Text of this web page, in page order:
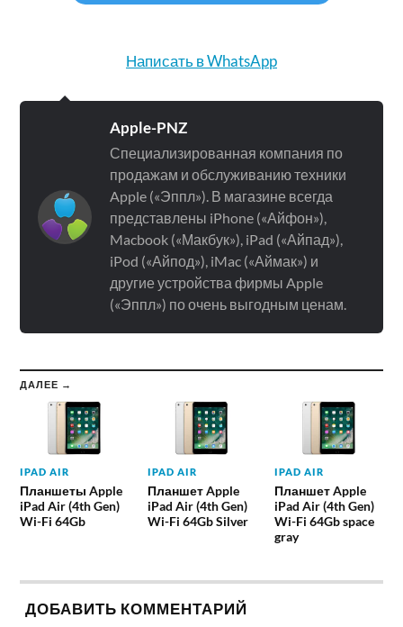
Написать в WhatsApp
Apple-PNZ
Специализированная компания по
продажам и обслуживанию техники
Apple («Эппл»). В магазине всегда
представлены iPhone («Айфон»),
Macbook («Макбук»), iPad («Айпад»),
iPod («Айпод»), iMac («Аймак») и
другие устройства фирмы Apple
(«Эппл») по очень выгодным ценам.
ДАЛЕЕ →
IPAD AIR
Планшеты Apple
iPad Air (4th Gen)
Wi-Fi 64Gb
IPAD AIR
Планшет Apple
iPad Air (4th Gen)
Wi-Fi 64Gb Silver
IPAD AIR
Планшет Apple
iPad Air (4th Gen)
Wi-Fi 64Gb space
gray
ДОБАВИТЬ КОММЕНТАРИЙ